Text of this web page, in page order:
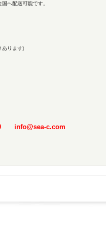
へ配送可能です。
あります)
info@sea-c.com